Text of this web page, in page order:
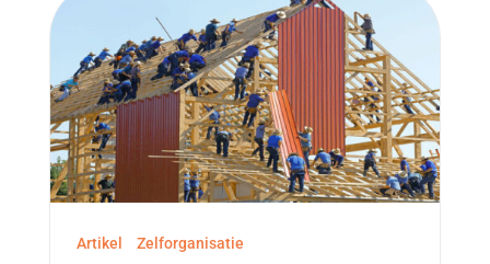
Artikel Zelforganisatie